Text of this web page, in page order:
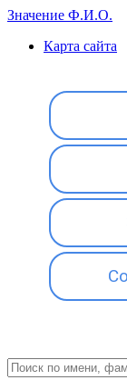
Значение Ф.И.О.
Карта сайта